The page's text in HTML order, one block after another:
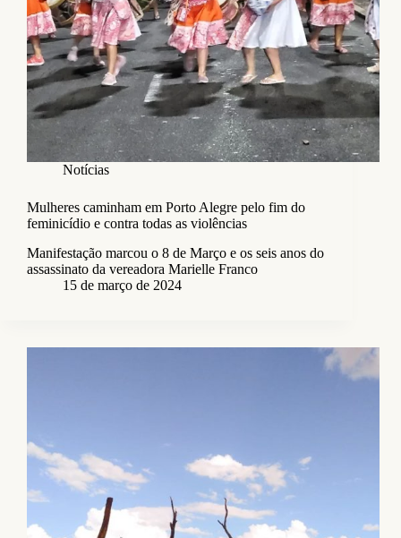
Notícias
Mulheres caminham em Porto Alegre pelo fim do
feminicídio e contra todas as violências
Manifestação marcou o 8 de Março e os seis anos do
assassinato da vereadora Marielle Franco
15 de março de 2024